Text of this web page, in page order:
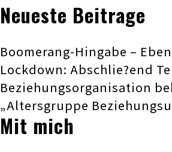
Neueste Beitrage
Boomerang-Hingabe –
Lockdown: Abschlie?end
Beziehungsorganisation
„Altersgruppe
Mit mich